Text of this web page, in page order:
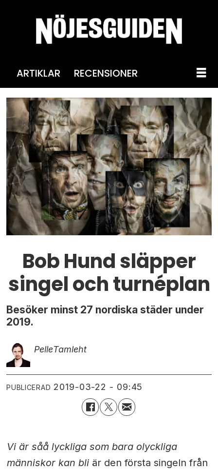
ARTIKLAR RECENSIONER
Bob Hund släpper
singel och turnéplan
Besöker minst 27 nordiska städer under
2019.
PelleTamleht
PUBLICERAD 2019-03-22 - 09:45
Vi är såå lyckliga som bara olyckliga
människor kan bliär den första singeln från